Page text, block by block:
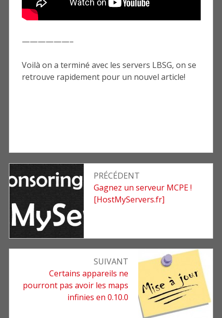
——————–
Voilà on a terminé avec les servers LBSG, on se
retrouve rapidement pour un nouvel article!
Navigation
de
l’article
PRÉCÉDENT
Article
précédent
Gagnez un serveur MCPE !
[HostMyServers.fr]
SUIVANT
Article
suivant
Certains appareils ne
pourront pas avoir les maps
infinies en 0.10.0